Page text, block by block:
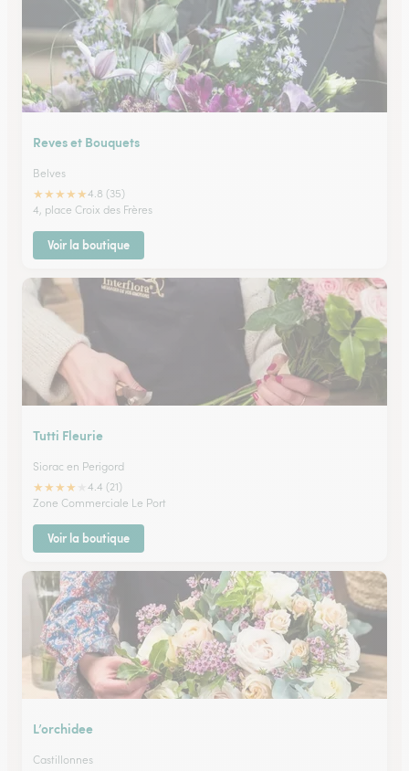
Reves et Bouquets
Belves
★★★★★4.8 (35)
4, place Croix des Frères
Voir la boutique
Tutti Fleurie
Siorac en Perigord
★★★★
4.4 (21)
Zone Commerciale Le Port
Voir la boutique
L’orchidee
Castillonnes